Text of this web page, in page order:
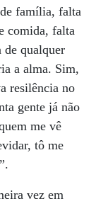
família, falta
comida, falta
de qualquer
a alma. Sim,
resilência no
gente já não
me vê
tô me
vez em